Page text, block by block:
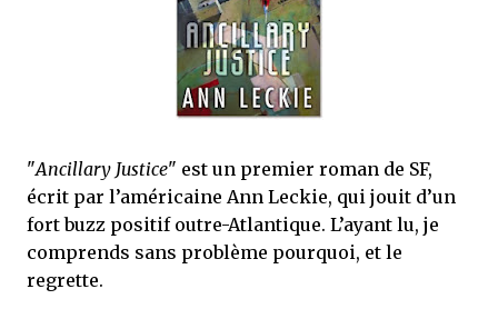
j’ai dit au sujet des tomes précédents : tant l’univers que les protagonistes
"Ancillary Justice" est un premier roman de SF,
écrit par l’américaine Ann Leckie, qui jouit d’un
fort buzz positif outre-Atlantique. L’ayant lu, je
comprends sans problème pourquoi, et le
regrette.